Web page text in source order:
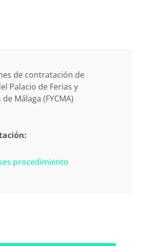
de contratación de
Palacio de Ferias y
Málaga (FYCMA)
procedimiento